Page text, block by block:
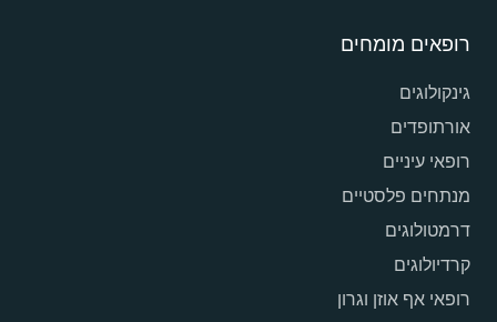
רופאים מומחים
גינקולוגים
אורתופדים
רופאי עיניים
מנתחים פלסטיים
דרמטולוגים
קרדיולוגים
רופאי אף אוזן וגרון